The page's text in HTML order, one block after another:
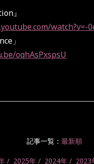
』
watch?v=-
」
oqhAsPxspsU
記事一覧： 最新順
2025年 2024年 2023